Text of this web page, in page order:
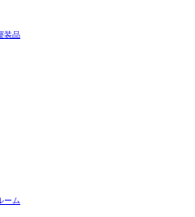
装品
ーム